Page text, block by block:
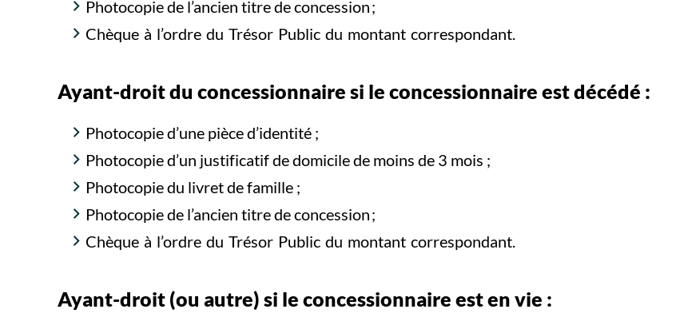
Photocopie de l’ancien titre de concession ;
Chèque à l’ordre du Trésor Public du montant correspondant.
Ayant-droit du concessionnaire si le concessionnaire est décédé :
Photocopie d’une pièce d’identité ;
Photocopie d’un justificatif de domicile de moins de 3 mois ;
Photocopie du livret de famille ;
Photocopie de l’ancien titre de concession ;
Chèque à l’ordre du Trésor Public du montant correspondant.
Ayant-droit (ou autre) si le concessionnaire est en vie :